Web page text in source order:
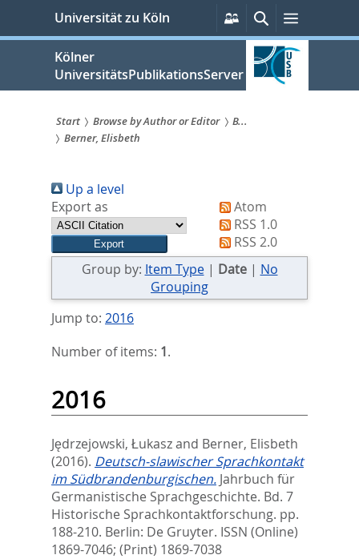
springen
Universität zu Köln
Persönliche
Services
SucheMenü
Kölner
UniversitätsPublikationsServer
Sie
sind
hier:
Start Browse by Author or Editor
B...
Berner, Elisbeth
Up a level
Export as
Atom
RSS 1.0
RSS 2.0
Group by: Item Type| Date| No
Grouping
Jump to: 2016
Number of items: 1.
2016
Jędrzejowski, Łukaszand Berner, Elisbeth
(2016). Deutsch-slawischer Sprachkontakt
im Südbrandenburgischen. Jahrbuch für
Germanistische Sprachgeschichte. Bd. 7
Historische Sprachkontaktforschung. pp.
188-210. Berlin: De Gruyter. ISSN (Online)
1869-7046; (Print) 1869-7038